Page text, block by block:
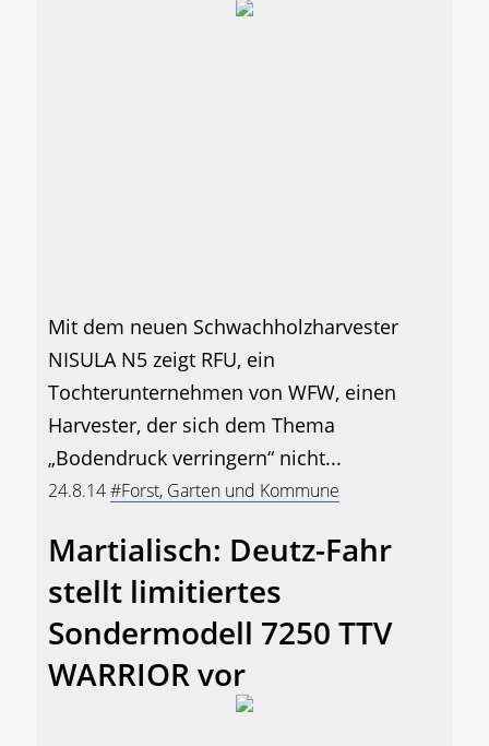
Mit dem neuen Schwachholzharvester
NISULA N5 zeigt RFU, ein
Tochterunternehmen von WFW, einen
Harvester, der sich dem Thema
„Bodendruck verringern“ nicht...
24.8.14#Forst, Garten und Kommune
Martialisch: Deutz-Fahr
stellt limitiertes
Sondermodell 7250 TTV
WARRIOR vor